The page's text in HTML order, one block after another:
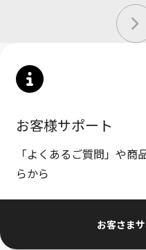
お客様サポート
「よくあるご質問」や
らから
お客さま